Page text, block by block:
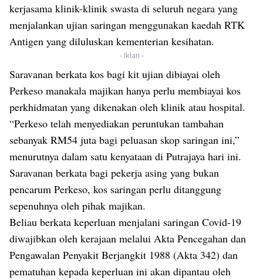
kerjasama klinik-klinik swasta di seluruh negara yang
menjalankan ujian saringan menggunakan kaedah RTK
Antigen yang diluluskan kementerian kesihatan.
- Iklan -
Saravanan berkata kos bagi kit ujian dibiayai oleh
Perkeso manakala majikan hanya perlu membiayai kos
perkhidmatan yang dikenakan oleh klinik atau hospital.
“Perkeso telah menyediakan peruntukan tambahan
sebanyak RM54 juta bagi peluasan skop saringan ini,”
menurutnya dalam satu kenyataan di Putrajaya hari ini.
Saravanan berkata bagi pekerja asing yang bukan
pencarum Perkeso, kos saringan perlu ditanggung
sepenuhnya oleh pihak majikan.
Beliau berkata keperluan menjalani saringan Covid-19
diwajibkan oleh kerajaan melalui Akta Pencegahan dan
Pengawalan Penyakit Berjangkit 1988 (Akta 342) dan
pematuhan kepada keperluan ini akan dipantau oleh